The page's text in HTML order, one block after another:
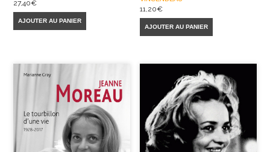
27,40€
AJOUTER AU PANIER
11,20€
AJOUTER AU PANIER